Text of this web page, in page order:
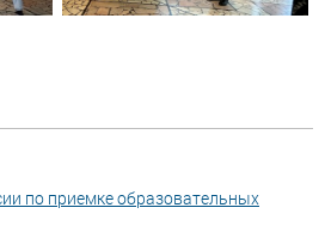
по приемке образовательных